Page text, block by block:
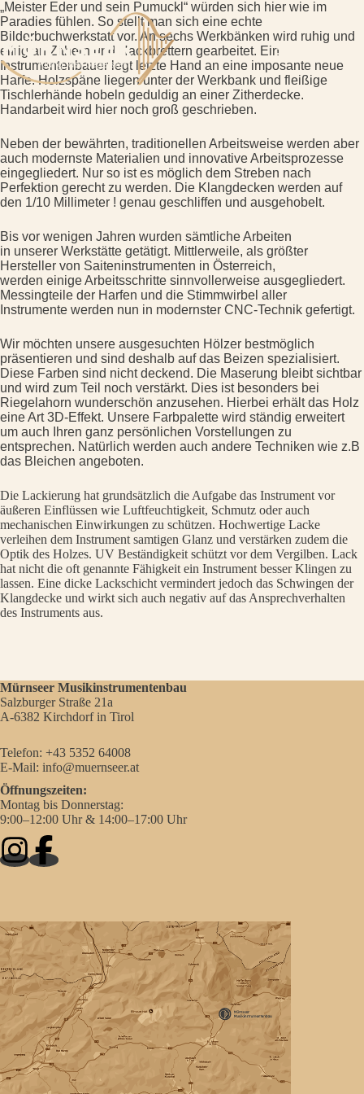
Zum
Inhalt
springen
„Meister Eder und sein Pumuckl“ würden sich hier wie im
Paradies fühlen. So stellt man sich eine echte
Bilderbuchwerkstatt vor. An sechs Werkbänken wird ruhig und
eifrig an Zithern und Hackbrettern gearbeitet. Ein
Instrumentenbauer legt letzte Hand an eine imposante neue
Harfe. Holzspäne liegen unter der Werkbank und fleißige
Tischlerhände hobeln geduldig an einer Zitherdecke.
Handarbeit wird hier noch groß geschrieben.
Neben der bewährten, traditionellen Arbeitsweise werden aber
auch modernste Materialien und innovative Arbeitsprozesse
eingegliedert. Nur so ist es möglich dem Streben nach
Perfektion gerecht zu werden. Die Klangdecken werden auf
den 1/10 Millimeter ! genau geschliffen und ausgehobelt.
Bis vor wenigen Jahren wurden sämtliche Arbeiten
in unserer Werkstätte getätigt. Mittlerweile, als größter
Hersteller von Saiteninstrumenten in Österreich,
werden einige Arbeitsschritte sinnvollerweise ausgegliedert.
Messingteile der Harfen und die Stimmwirbel aller
Instrumente werden nun in modernster CNC-Technik gefertigt.
Wir möchten unsere ausgesuchten Hölzer bestmöglich
präsentieren und sind deshalb auf das Beizen spezialisiert.
Diese Farben sind nicht deckend. Die Maserung bleibt sichtbar
und wird zum Teil noch verstärkt. Dies ist besonders bei
Riegelahorn wunderschön anzusehen. Hierbei erhält das Holz
eine Art 3D-Effekt. Unsere Farbpalette wird ständig erweitert
um auch Ihren ganz persönlichen Vorstellungen zu
entsprechen. Natürlich werden auch andere Techniken wie z.B
das Bleichen angeboten.
Die Lackierung hat grundsätzlich die Aufgabe das Instrument vor
äußeren Einflüssen wie Luftfeuchtigkeit, Schmutz oder auch
mechanischen Einwirkungen zu schützen. Hochwertige Lacke
verleihen dem Instrument samtigen Glanz und verstärken zudem die
Optik des Holzes. UV Beständigkeit schützt vor dem Vergilben. Lack
hat nicht die oft genannte Fähigkeit ein Instrument besser Klingen zu
lassen. Eine dicke Lackschicht vermindert jedoch das Schwingen der
Klangdecke und wirkt sich auch negativ auf das Ansprechverhalten
des Instruments aus.
Mürnseer Musikinstrumentenbau
Salzburger Straße 21a
A-6382 Kirchdorf in Tirol
Telefon: +43 5352 64008
E-Mail: info@muernseer.at
Öffnungszeiten:
Montag bis Donnerstag:
9:00–12:00 Uhr & 14:00–17:00 Uhr